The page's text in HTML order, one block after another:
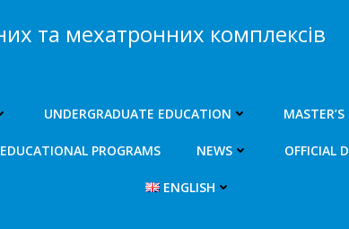
та мехатронних комплексів
UNDERGRADUATE EDUCATION
PROGRAMS NEWS OFFICIAL
ENGLISH